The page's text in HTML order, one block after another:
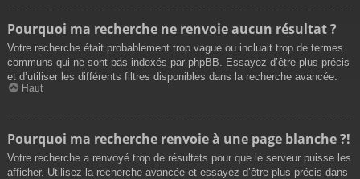
Pourquoi ma recherche ne renvoie aucun résultat ?
Votre recherche était probablement trop vague ou incluait trop de termes
communs qui ne sont pas indexés par phpBB. Essayez d’être plus précis
et d’utiliser les différents filtres disponibles dans la recherche avancée.
Haut
Pourquoi ma recherche renvoie à une page blanche ?!
Votre recherche a renvoyé trop de résultats pour que le serveur puisse les
afficher. Utilisez la recherche avancée et essayez d’être plus précis dans